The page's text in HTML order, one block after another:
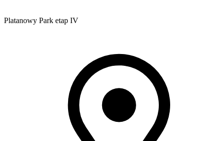
Platanowy Park etap IV